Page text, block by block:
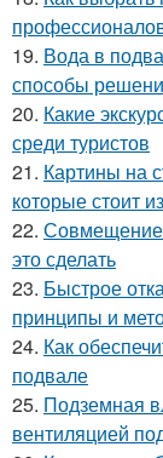
19. Вода в
способы
20. Какие
среди туристов
21. Картины на
которые стоит
22. Совмещение
это сделать
23. Быстрое
принципы и
24. Как
подвале
25. Подземная
вентиляцией